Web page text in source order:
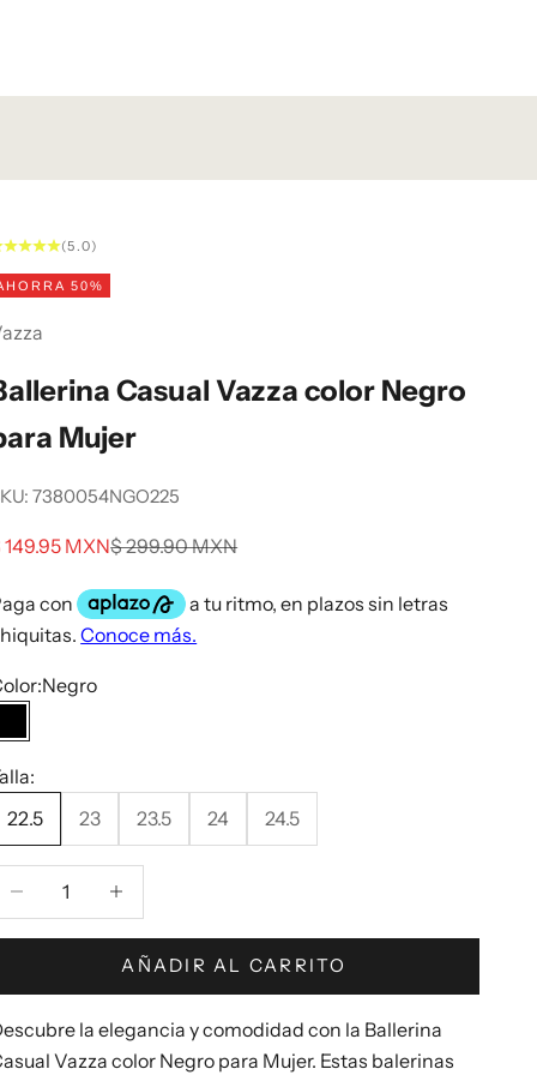
(5.0)
50%
Casual Vazza color Negro
Mujer
7380054NGO225
de oferta
149.95 MXNPrecio normal
$ 299.90 MXN
Negro
Negro
22.5
23 23.5 24 24.5
Reducir cantidadAumentar cantidad
AÑADIR AL CARRITO
la elegancia y comodidad con la Ballerina
Vazza color Negro para Mujer. Estas balerinas